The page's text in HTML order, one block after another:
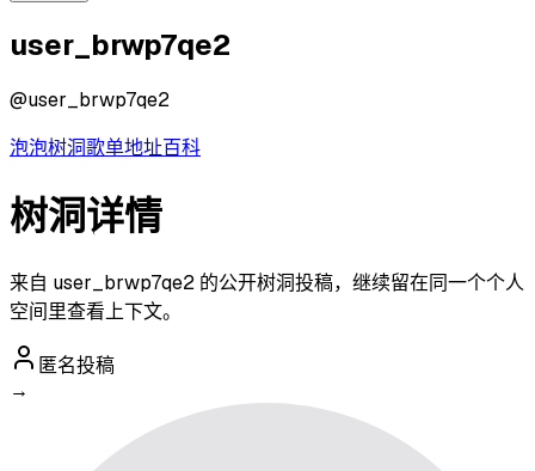
user_brwp7qe2
@user_brwp7qe2
泡泡树洞歌单地址百科
树洞详情
来自 user_brwp7qe2 的公开树洞投稿，继续留在同一个个人
空间里查看上下文。
匿名投稿
→